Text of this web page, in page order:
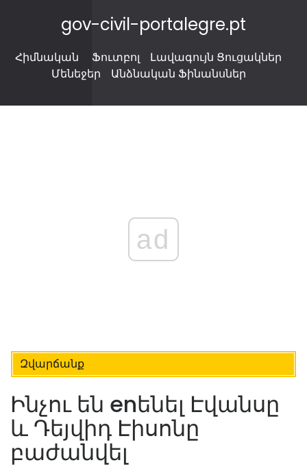
gov-civil-portalegre.pt
Հիմնական Ֆուտբոլ
Լավագույն Ցուցակներ
Մենեջեր
Անձնական Ֆինանսներ
ad
Զվարճանք
Ինչու են enենել Էվանսը
և Դեյվիդ Էիսոնը
բաժանվել